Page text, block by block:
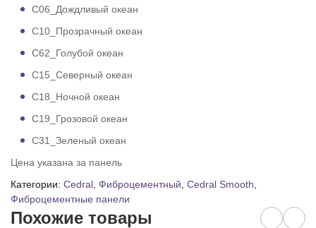
C06_Дождливый океан
C10_Прозрачный океан
C62_Голубой океан
C15_Северный океан
C18_Ночной океан
C19_Грозовой океан
C31_Зеленый океан
Цена указана за панель
Категории: Cedral Фиброцементный Cedral Smooth
Фиброцементные панели
Похожие товары